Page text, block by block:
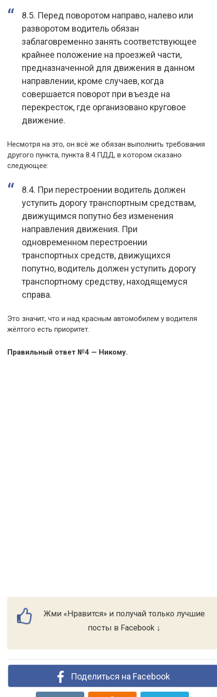
8.5. Перед поворотом направо, налево или
разворотом водитель обязан
заблаговременно занять соответствующее
крайнее положение на проезжей части,
предназначенной для движения в данном
направлении, кроме случаев, когда
совершается поворот при въезде на
перекресток, где организовано круговое
движение.
Несмотря на это, он всё же обязан выполнить требования
другого пункта, пункта 8.4 ПДД, в котором сказано
следующее:
8.4. При перестроении водитель должен
уступить дорогу транспортным средствам,
движущимся попутно без изменения
направления движения. При
одновременном перестроении
транспортных средств, движущихся
попутно, водитель должен уступить дорогу
транспортному средству, находящемуся
справа.
Это значит, что и над красным автомобилем у водителя
жёлтого есть приоритет.
Правильный ответ №4 — Никому.
Жми «Нравится» и получай только лучшие
посты в Facebook ↓
Поделиться на Facebook